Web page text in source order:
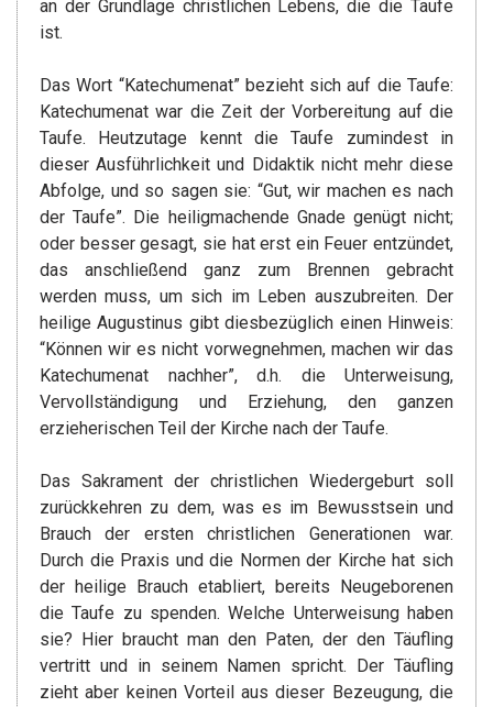
an der Grundlage christlichen Lebens, die die Taufe
ist.
Das Wort “Katechumenat” bezieht sich auf die Taufe:
Katechumenat war die Zeit der Vorbereitung auf die
Taufe. Heutzutage kennt die Taufe zumindest in
dieser Ausführlichkeit und Didaktik nicht mehr diese
Abfolge, und so sagen sie: “Gut, wir machen es nach
der Taufe”. Die heiligmachende Gnade genügt nicht;
oder besser gesagt, sie hat erst ein Feuer entzündet,
das anschließend ganz zum Brennen gebracht
werden muss, um sich im Leben auszubreiten. Der
heilige Augustinus gibt diesbezüglich einen Hinweis:
“Können wir es nicht vorwegnehmen, machen wir das
Katechumenat nachher”, d.h. die Unterweisung,
Vervollständigung und Erziehung, den ganzen
erzieherischen Teil der Kirche nach der Taufe.
Das Sakrament der christlichen Wiedergeburt soll
zurückkehren zu dem, was es im Bewusstsein und
Brauch der ersten christlichen Generationen war.
Durch die Praxis und die Normen der Kirche hat sich
der heilige Brauch etabliert, bereits Neugeborenen
die Taufe zu spenden. Welche Unterweisung haben
sie? Hier braucht man den Paten, der den Täufling
vertritt und in seinem Namen spricht. Der Täufling
zieht aber keinen Vorteil aus dieser Bezeugung, die